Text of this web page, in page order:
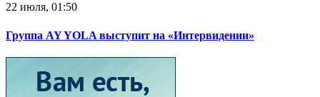
22 июля, 01:50
Группа AY YOLA выступит на «Интервидении»